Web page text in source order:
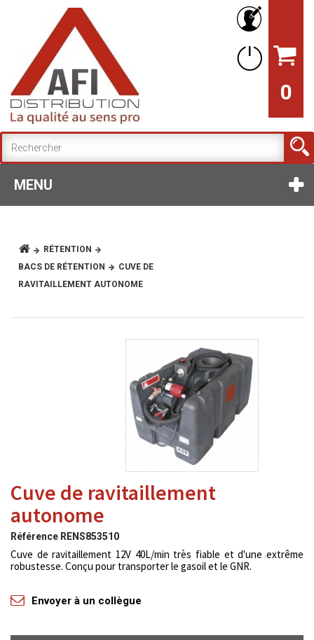
0
MENU
RÉTENTION
BACS DE RÉTENTION
CUVE DE
RAVITAILLEMENT AUTONOME
Cuve de ravitaillement
autonome
Référence RENS853510
Cuve de ravitaillement 12V 40L/min très fiable et d'une extrême
robustesse. Conçu pour transporter le gasoil et le GNR.
Envoyer à un collègue